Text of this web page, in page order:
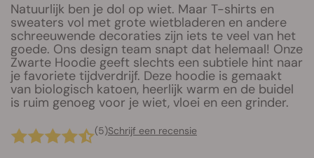
Natuurlijk ben je dol op wiet. Maar T-shirts en
sweaters vol met grote wietbladeren en andere
schreeuwende decoraties zijn iets te veel van het
goede. Ons design team snapt dat helemaal! Onze
Zwarte Hoodie geeft slechts een subtiele hint naar
je favoriete tijdverdrijf. Deze hoodie is gemaakt
van biologisch katoen, heerlijk warm en de buidel
is ruim genoeg voor je wiet, vloei en een grinder.
(5)Schrijf een recensie